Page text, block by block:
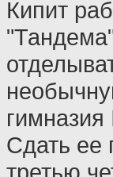
Кипит
Сдать ее